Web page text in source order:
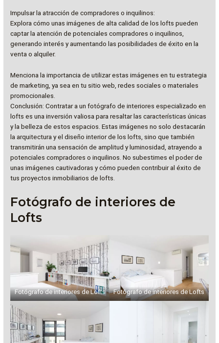
Impulsar la atracción de compradores o inquilinos:
Explora cómo unas imágenes de alta calidad de los lofts pueden
captar la atención de potenciales compradores o inquilinos,
generando interés y aumentando las posibilidades de éxito en la
venta o alquiler.
Menciona la importancia de utilizar estas imágenes en tu estrategia
de marketing, ya sea en tu sitio web, redes sociales o materiales
promocionales.
Conclusión: Contratar a un fotógrafo de interiores especializado en
lofts es una inversión valiosa para resaltar las características únicas
y la belleza de estos espacios. Estas imágenes no solo destacarán
la arquitectura y el diseño interior de los lofts, sino que también
transmitirán una sensación de amplitud y luminosidad, atrayendo a
potenciales compradores o inquilinos. No subestimes el poder de
unas imágenes cautivadoras y cómo pueden contribuir al éxito de
tus proyectos inmobiliarios de lofts.
Fotógrafo de interiores de
Lofts
Fotógrafo de interiores de Lofts Fotógrafo de interiores de Lofts